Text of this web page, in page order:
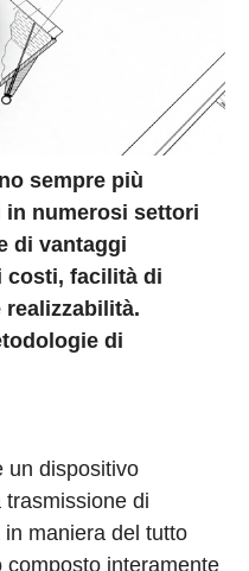
sempre più
in numerosi settori
di vantaggi
costi, facilità di
di
un dispositivo
di
maniera del tutto
interamente